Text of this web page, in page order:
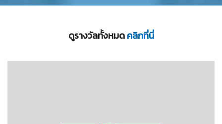
ดูรางวัลทั้งหมดคลิกที่นี่